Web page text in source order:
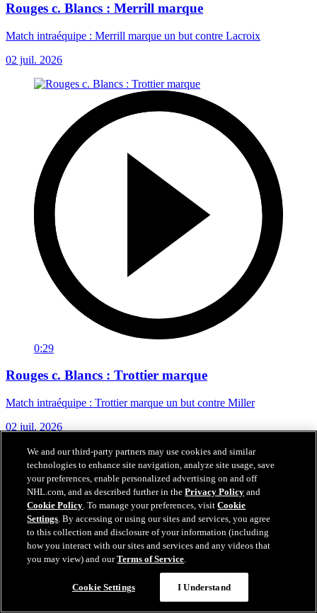
Rouges c. Blancs : Merrill marque
Match intraéquipe : Merrill marque un but contre Lacroix
02 juil. 2026
0:29
Rouges c. Blancs : Trottier marque
Match intraéquipe : Trottier marque un but contre Miller
02 juil. 2026
We and our third-party partners may use cookies and similar
technologies to enhance site navigation, analyze site usage, save
your preferences, enable personalized advertising on and off
NHL.com, and as described further in thePrivacy Policy and
Cookie Policy. To manage your preferences, visitCookie
Settings. By accessing or using our sites and services, you agree
to this collection and disclosure of your information (including
how you interact with our sites and services and any videos that
you may view) and ourTerms of Service.
Cookie Settings I Understand